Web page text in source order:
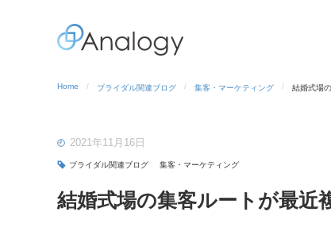
Home ブライダル関連ブログ 集客・マーケティング 結婚式場
2021年11月16日
ブライダル関連ブログ 集客・マーケティング
結婚式場の集客ルートが最近